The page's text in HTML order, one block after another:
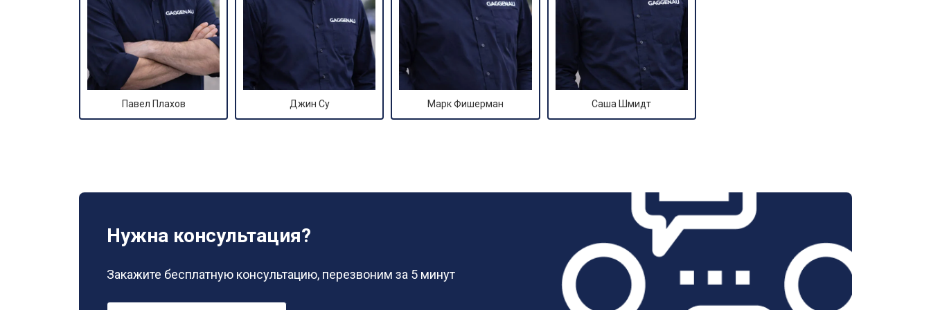
Павел Плахов Джин Су Марк Фишерман Саша Шмидт
Нужна консультация?
Закажите бесплатную консультацию, перезвоним за 5 минут